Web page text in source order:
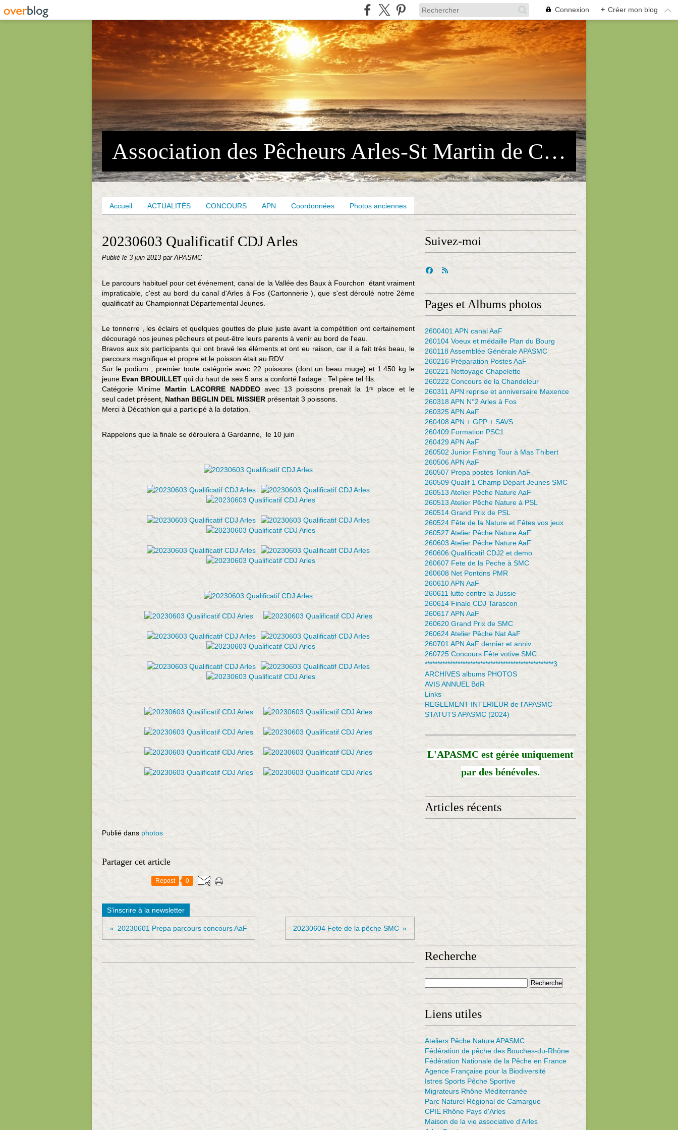
Connexion + Créer mon blog
Association des Pêcheurs Arles-St Martin de Crau (APASMC)
Accueil ACTUALITÉS CONCOURS APN Coordonnées Photos anciennes
20230603 Qualificatif CDJ Arles
Publié le 3 juin 2013 par APASMC
Le parcours habituel pour cet événement, canal de la Vallée des Baux à Fourchon étant vraiment
impraticable, c'est au bord du canal d'Arles à Fos (Cartonnerie ), que s'est déroulé notre 2ème
qualificatif au Championnat Départemental Jeunes.
Le tonnerre , les éclairs et quelques gouttes de pluie juste avant la compétition ont certainement
découragé nos jeunes pêcheurs et peut-être leurs parents à venir au bord de l'eau.
Bravos aux six participants qui ont bravé les éléments et ont eu raison, car il a fait très beau, le
parcours magnifique et propre et le poisson était au RDV.
Sur le podium , premier toute catégorie avec 22 poissons (dont un beau muge) et 1.450 kg le
jeune Evan BROUILLET qui du haut de ses 5 ans a conforté l'adage : Tel père tel fils.
Catégorie Minime Martin LACORRE NADDEOavec 13 poissons prenait la 1ʳᵉ place et le
seul cadet présent, Nathan BEGLIN DEL MISSIER présentait 3 poissons.
Merci à Décathlon qui a participé à la dotation.
Rappelons que la finale se déroulera à Gardanne, le 10 juin
Publié dans photos
Partager cet article
Repost 0
S'inscrire à la newsletter
20230601 Prepa parcours concours AaF 20230604 Fete de la pêche SMC
Suivez-moi
Pages et Albums photos
2600401 APN canal AaF
260104 Voeux et médaille Plan du Bourg
260118 Assemblée Générale APASMC
260216 Préparation Postes AaF
260221 Nettoyage Chapelette
260222 Concours de la Chandeleur
260311 APN reprise et anniversaire Maxence
260318 APN N°2 Arles à Fos
260325 APN AaF
260408 APN + GPP + SAVS
260409 Formation PSC1
260429 APN AaF
260502 Junior Fishing Tour à Mas Thibert
260506 APN AaF
260507 Prepa postes Tonkin AaF
260509 Qualif 1 Champ Départ Jeunes SMC
260513 Atelier Pêche Nature AaF
260513 Atelier Pêche Nature à PSL
260514 Grand Prix de PSL
260524 Fête de la Nature et Fêtes vos jeux
260527 Atelier Pêche Nature AaF
260603 Atelier Pêche Nature AaF
260606 Qualificatif CDJ2 et demo
260607 Fete de la Peche à SMC
260608 Net Pontons PMR
260610 APN AaF
260611 lutte contre la Jussie
260614 Finale CDJ Tarascon
260617 APN AaF
260620 Grand Prix de SMC
260624 Atelier Pêche Nat AaF
260701 APN AaF dernier et anniv
260725 Concours Fête votive SMC
***************************************************3
ARCHIVES albums PHOTOS
AVIS ANNUEL BdR
Links
REGLEMENT INTERIEUR de l'APASMC
STATUTS APASMC (2024)
L'APASMC est gérée uniquement
par des bénévoles.
Articles récents
Recherche
Liens utiles
Ateliers Pêche Nature APASMC
Fédération de pêche des Bouches-du-Rhône
Fédération Nationale de la Pêche en France
Agence Française pour la Biodiversité
Istres Sports Pêche Sportive
Migrateurs Rhône Méditerranée
Parc Naturel Régional de Camargue
CPIE Rhône Pays d'Arles
Maison de la vie associative d’Arles